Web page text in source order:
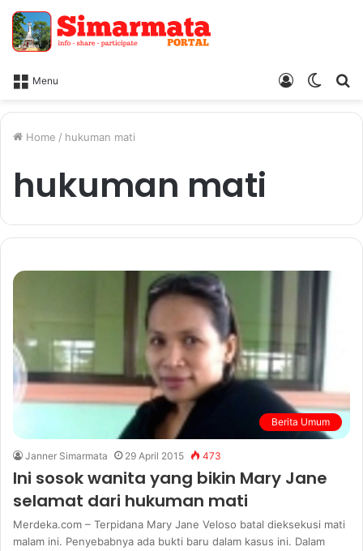
Menu
Switch
Log
Home / hukuman mati
hukuman mati
Berita Umum
Janner Simarmata 29 April 2015 473
Ini sosok wanita yang bikin Mary Jane
selamat dari hukuman mati
Merdeka.com – Terpidana Mary Jane Veloso batal dieksekusi mati
malam ini. Penyebabnya ada bukti baru dalam kasus ini. Dalam